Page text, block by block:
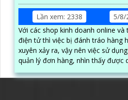
Lần xem: 2338
5/8/
Với các shop kinh doanh online
điện tử thì việc bị đánh tráo hàng
xuyên xảy ra, vậy nên việc sử
quản lý đơn hàng, nhìn thấy được
hàng hóa, kèm theo đấy là quy
được ghi lại một cách dễ dàng